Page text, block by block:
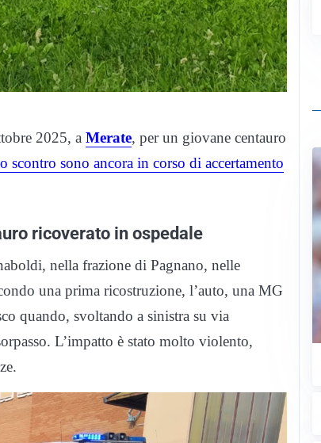
2025, a Merate, per un giovane centauro
scontro sono ancora in corso di accertamento
ricoverato in ospedale
nella frazione di Pagnano, nelle
una prima ricostruzione, l’auto, una MG
quando, svoltando a sinistra su via
L’impatto è stato molto violento,